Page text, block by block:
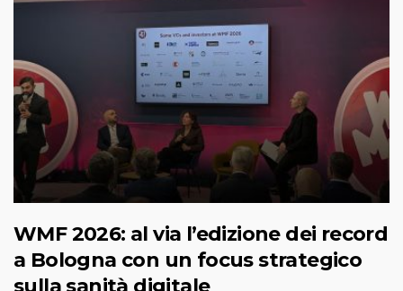
WMF 2026: al via l’edizione dei record
a Bologna con un focus strategico
sulla sanità digitale